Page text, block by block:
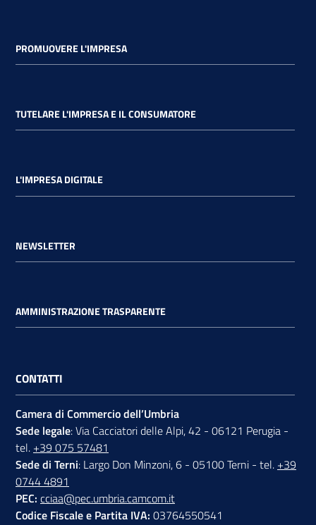
PROMUOVERE L'IMPRESA
TUTELARE L'IMPRESA E IL CONSUMATORE
L'IMPRESA DIGITALE
NEWSLETTER
AMMINISTRAZIONE TRASPARENTE
CONTATTI
Camera di Commercio dell’Umbria
Sede legale: Via Cacciatori delle Alpi, 42 - 06121 Perugia -
tel. +39 075 57481
Sede di Terni: Largo Don Minzoni, 6 - 05100 Terni - tel. +39
0744 4891
PEC: cciaa@pec.umbria.camcom.it
Codice Fiscale e Partita IVA: 03764550541